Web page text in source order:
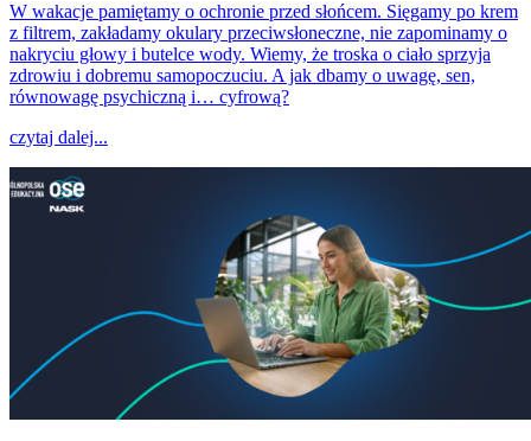
W wakacje pamiętamy o ochronie przed słońcem. Sięgamy po krem
z filtrem, zakładamy okulary przeciwsłoneczne, nie zapominamy o
nakryciu głowy i butelce wody. Wiemy, że troska o ciało sprzyja
zdrowiu i dobremu samopoczuciu. A jak dbamy o uwagę, sen,
równowagę psychiczną i… cyfrową?
czytaj dalej...